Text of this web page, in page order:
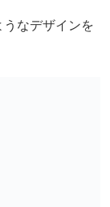
なデザインを